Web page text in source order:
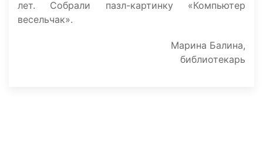
лет. Собрали пазл-картинку «Компьютер
весельчак».
Марина Балина,
библиотекарь